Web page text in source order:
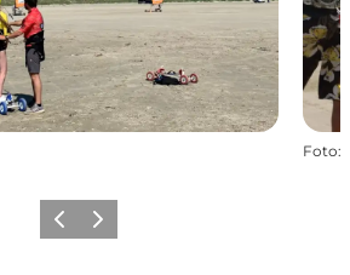
Foto:
ForrigeNæste